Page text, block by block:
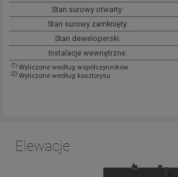
Stan surowy otwarty:
Stan surowy zamknięty:
Stan deweloperski:
Instalacje wewnętrzne:
(1) Wyliczone według współczynników
(2) Wyliczone według kosztorysu
Elewacje